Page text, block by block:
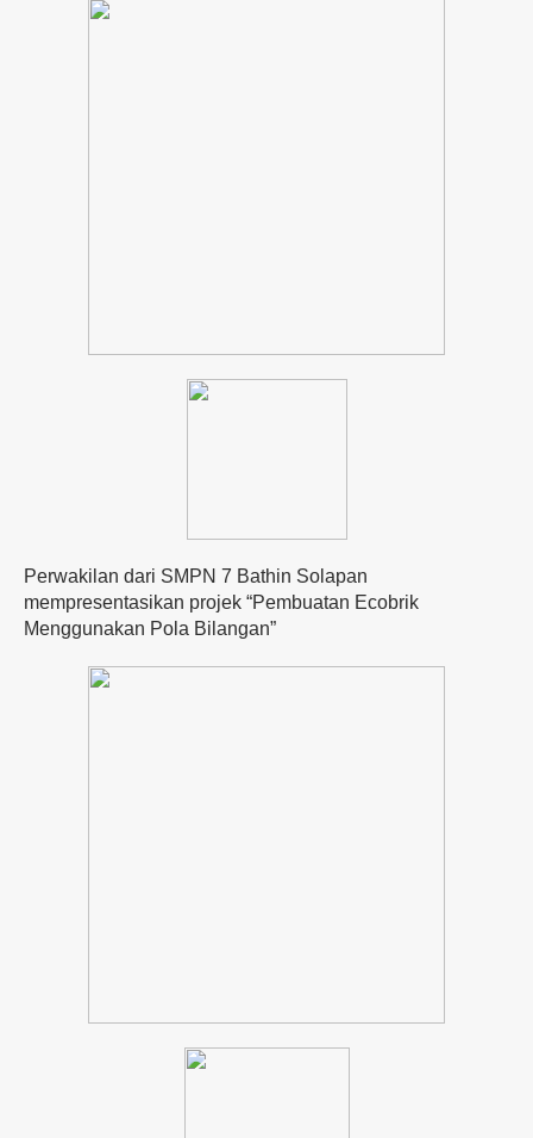
Perwakilan dari SMPN 7 Bathin Solapan
mempresentasikan projek “Pembuatan Ecobrik
Menggunakan Pola Bilangan”